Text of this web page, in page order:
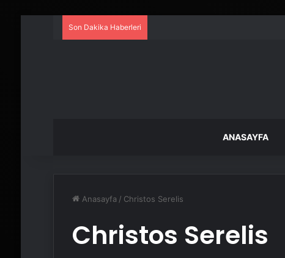
Son Dakika Haberleri
ANASAYFA
Anasayfa / Christos Serelis
Christos Serelis